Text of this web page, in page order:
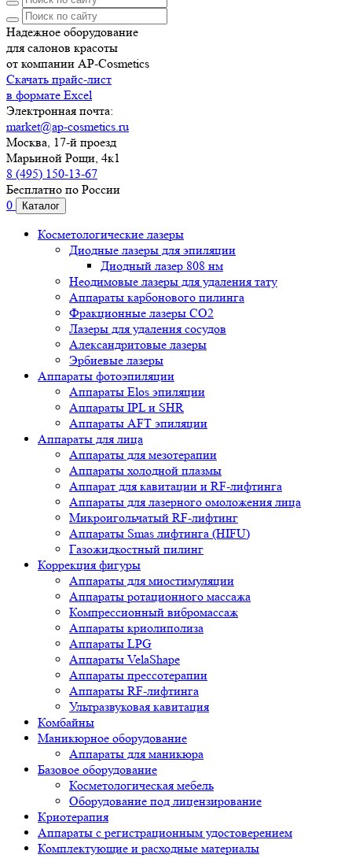
Надежное оборудование
для салонов красоты
от компании AP-Cosmetics
Скачать прайс-лист
в формате Excel
Электронная почта:
market@ap-cosmetics.ru
Москва, 17-й проезд
Марьиной Рощи, 4к1
8 (495) 150-13-67
Бесплатно по России
0
Каталог
Косметологические лазеры
Диодные лазеры для эпиляции
Диодный лазер 808 нм
Неодимовые лазеры для удаления тату
Аппараты карбонового пилинга
Фракционные лазеры CO2
Лазеры для удаления сосудов
Александритовые лазеры
Эрбиевые лазеры
Аппараты фотоэпиляции
Аппараты Elos эпиляции
Аппараты IPL и SHR
Аппараты AFT эпиляции
Аппараты для лица
Аппараты для мезотерапии
Аппараты холодной плазмы
Аппарат для кавитации и RF-лифтинга
Аппараты для лазерного омоложения лица
Микроигольчатый RF-лифтинг
Аппараты Smas лифтинга (HIFU)
Газожидкостный пилинг
Коррекция фигуры
Аппараты для миостимуляции
Аппараты ротационного массажа
Компрессионный вибромассаж
Аппараты криолиполиза
Аппараты LPG
Аппараты VelaShape
Аппараты прессотерапии
Аппараты RF-лифтинга
Ультразвуковая кавитация
Комбайны
Маникюрное оборудование
Аппараты для маникюра
Базовое оборудование
Косметологическая мебель
Оборудование под лицензирование
Криотерапия
Аппараты c регистрационным удостоверением
Комплектующие и расходные материалы